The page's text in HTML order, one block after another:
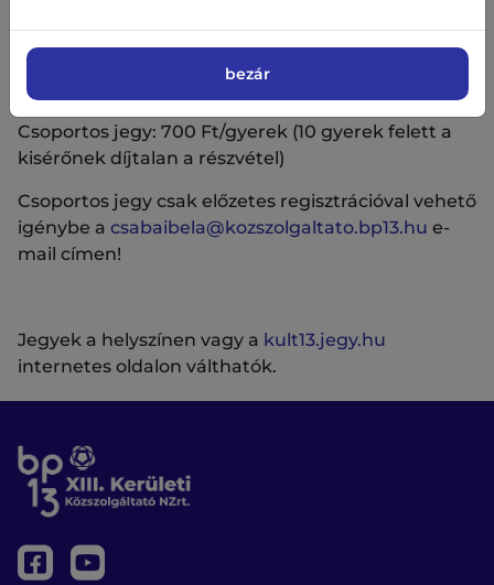
Kerületi Partnerkártyával: Gyermek 1000 Ft,
Felnőtt 1500 Ft, Családi (max. 2 felnőtt+ 3 gyerek):
3500 Ft
Csoportos jegy: 700 Ft/gyerek (10 gyerek felett a
kisérőnek díjtalan a részvétel)
Csoportos jegy csak előzetes regisztrációval vehető
igénybe a csabaibela@kozszolgaltato.bp13.hu e-
mail címen!
Jegyek a helyszínen vagy a kult13.jegy.hu
internetes oldalon válthatók.
bezár